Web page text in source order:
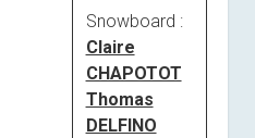
Snowboard :
Claire
CHAPOTOT
Thomas
DELFINO